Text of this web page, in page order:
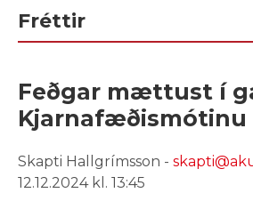
Fréttir
Feðgar mættust í
Kjarnafæðismótinu
Skapti Hallgrímsson -
12.12.2024 kl. 13:45